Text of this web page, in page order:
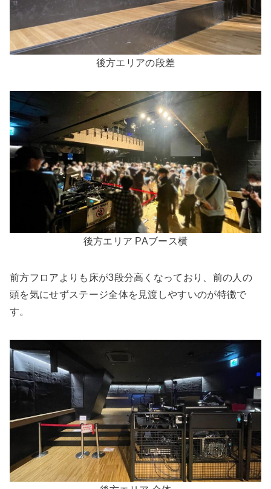
後方エリアの段差
後方エリア PAブース横
前方フロアよりも床が3段分高くなっており、前の人の
頭を気にせずステージ全体を見渡しやすいのが特徴で
す。